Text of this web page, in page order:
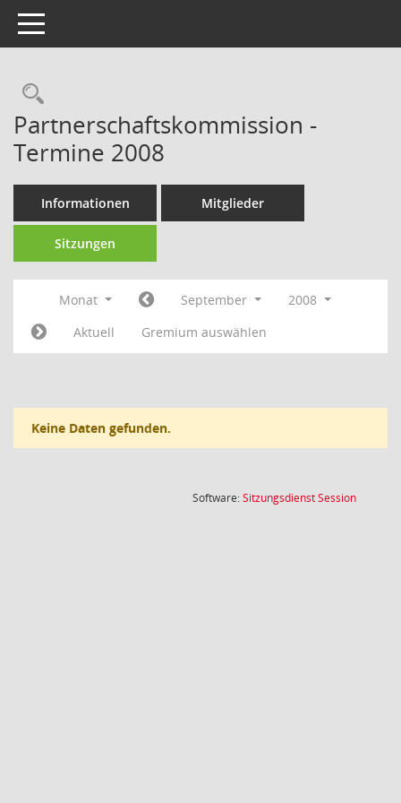
Toggle navigation
Rechercheauswahl
Partnerschaftskommission -
Termine 2008
Informationen Mitglieder
Sitzungen
Monat September
2008
Aktuell
Gremium auswählen
Keine Daten gefunden.
Software:SitzungsdienstSession(Wird in